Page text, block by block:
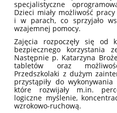
specjalistyczne
Dzieci miały możliwość
i w parach, co sprzyjało
wzajemnej pomocy.
Zajęcia rozpoczęły się od
bezpiecznego korzystania
Następnie p. Katarzyna
tabletów oraz
Przedszkolaki z dużym
przystąpiły do
które rozwijały m.in.
logiczne myślenie,
wzrokowo-ruchową.